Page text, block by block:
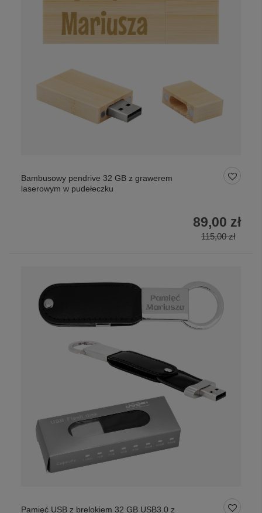
Bambusowy pendrive 32 GB z grawerem
laserowym w pudełeczku
115,00 zł
89,00 zł
Pamięć USB z brelokiem 32 GB USB3.0 z